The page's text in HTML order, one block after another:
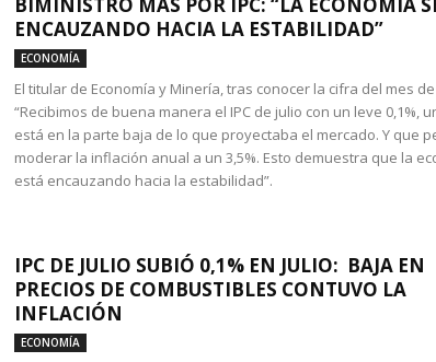
ENCAUZANDO HACIA LA ESTABILIDAD”
ECONOMÍA
El titular de Economía y Minería, tras conocer la cifra del mes
“Recibimos de buena manera el IPC de julio con un leve 0,1%,
está en la parte baja de lo que proyectaba el mercado. Y que
moderar la inflación anual a un 3,5%. Esto demuestra que la
está encauzando hacia la estabilidad”.
IPC DE JULIO SUBIÓ 0,1% EN JULIO: BAJA EN
PRECIOS DE COMBUSTIBLES CONTUVO LA
INFLACIÓN
ECONOMÍA